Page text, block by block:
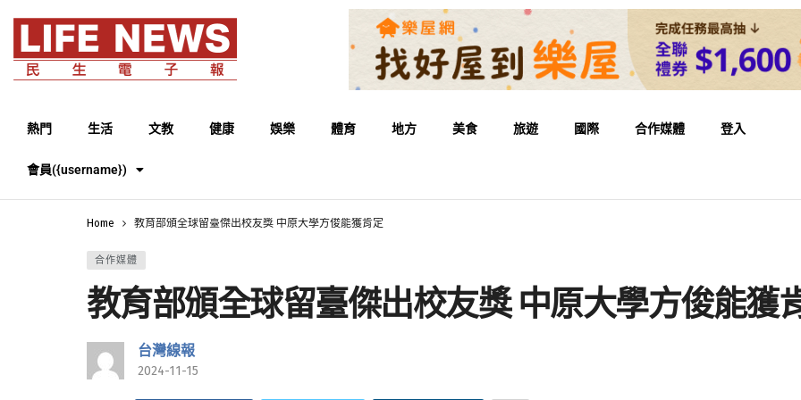
熱門 生活 文教 健康 娛樂 體育 地方 美食 旅遊 國際 合作媒體 登入
會員({username})
Home 教育部頒全球留臺傑出校友獎 中原大學方俊能獲肯定
合作媒體
教育部頒全球留臺傑出校友獎 中原大學方俊能獲
台灣線報
2024-11-15